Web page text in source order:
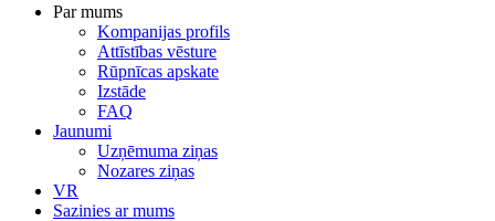
Par mums
Kompanijas profils
Attīstības vēsture
Rūpnīcas apskate
Izstāde
FAQ
Jaunumi
Uzņēmuma ziņas
Nozares ziņas
VR
Sazinies ar mums